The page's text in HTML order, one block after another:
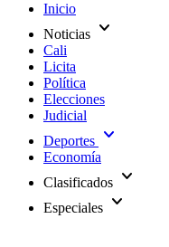
Inicio
Noticias expand_more
Cali
Licita
Política
Elecciones
Judicial
Deportes expand_more
Economía
Clasificados expand_more
Especiales expand_more